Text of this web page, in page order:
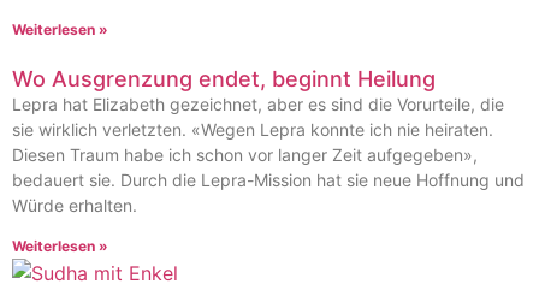
Weiterlesen »
Wo Ausgrenzung endet, beginnt Heilung
Lepra hat Elizabeth gezeichnet, aber es sind die Vorurteile, die
sie wirklich verletzten. «Wegen Lepra konnte ich nie heiraten.
Diesen Traum habe ich schon vor langer Zeit aufgegeben»,
bedauert sie. Durch die Lepra-Mission hat sie neue Hoffnung und
Würde erhalten.
Weiterlesen »